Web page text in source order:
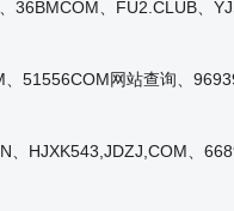
36BMCOM、FU2.CLUB、
51556COM网站查询、
、HJXK543,JDZJ,COM、